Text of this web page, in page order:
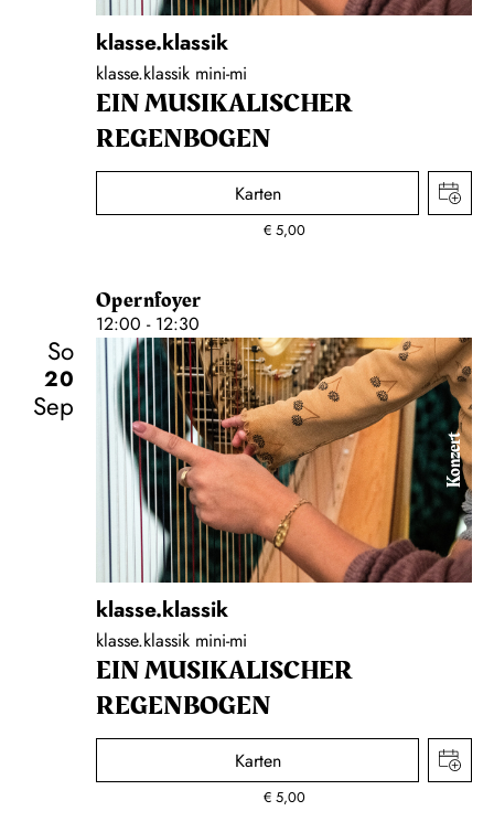
klasse.klassik
klasse.klassik mini-mi
EIN MUSIKALISCHER
REGENBOGEN
Karten
€ 5,00
Opernfoyer
12:00 - 12:30
So
20
Sep
Konzert
klasse.klassik
klasse.klassik mini-mi
EIN MUSIKALISCHER
REGENBOGEN
Karten
€ 5,00